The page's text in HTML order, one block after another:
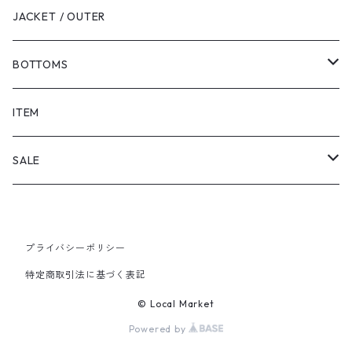
JACKET / OUTER
BOTTOMS
SHORTS
PANTS
ITEM
SALE
PANTS
プライバシーポリシー
特定商取引法に基づく表記
© Local Market
Powered by